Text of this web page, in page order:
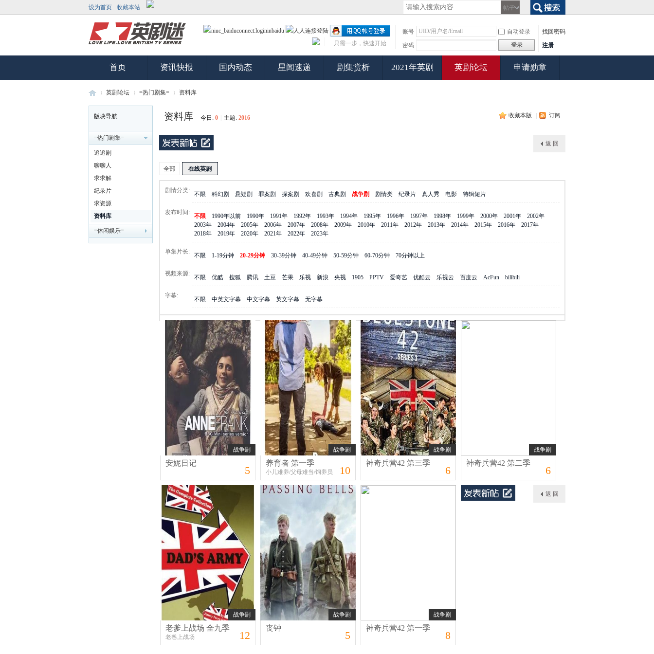
设为首页 收藏本站
帖子
账号
自动登录
找回密码
密码
登录 注册
只需一步，快速开始
首页 资讯快报 国内动态 星闻速递 剧集赏析 2021年英剧 英剧论坛 申请勋章
剧
»
英剧论坛 =热门剧集=
›
资料库
版块导航
=热门剧集=
追追剧
聊聊人
求求解
纪录片
求资源
资料库
=休闲娱乐=
收藏本版 订阅
资料库 今日: 0 主题: 2016
返 回
全部 在线英剧
剧情分类:
不限 科幻剧 悬疑剧 罪案剧 探案剧 欢喜剧 古典剧 战争剧 剧情类 纪录片 真人秀 电影 特辑短片
发布时间:
不限 1990年以前 1990年 1991年 1992年 1993年 1994年 1995年 1996年 1997年 1998年 1999年 2000年 2001年
2002年
2003年
2004年 2005年 2006年 2007年 2008年 2009年 2010年 2011年 2012年 2013年 2014年 2015年 2016年
2017年
2018年
2019年 2020年 2021年 2022年 2023年
单集片长:
不限 1-19分钟 20-29分钟 30-39分钟 40-49分钟 50-59分钟 60-70分钟 70分钟以上
视频来源:
不限 优酷 搜狐 腾讯 土豆 芒果 乐视 新浪 央视 1905 PPTV 爱奇艺 优酷云 乐视云 百度云 AcFun bilibili
字幕:
不限 中英文字幕 中文字幕 英文字幕 无字幕
战争剧
安妮日记
5
战争剧
养育者 第一季
小儿难养/父母难当/饲养员 10
战争剧
神奇兵营42 第三季
6
战争剧
神奇兵营42 第二季
6
战争剧
老爹上战场 全九季
老爸上战场 12
战争剧
丧钟
5
战争剧
神奇兵营42 第一季
8
返 回